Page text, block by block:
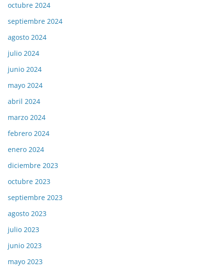
octubre 2024
septiembre 2024
agosto 2024
julio 2024
junio 2024
mayo 2024
abril 2024
marzo 2024
febrero 2024
enero 2024
diciembre 2023
octubre 2023
septiembre 2023
agosto 2023
julio 2023
junio 2023
mayo 2023